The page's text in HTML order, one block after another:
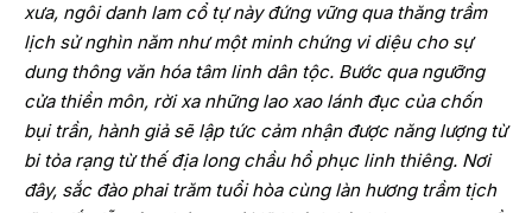
xưa, ngôi danh lam cổ tự này đứng vững qua thăng trầm
lịch sử nghìn năm như một minh chứng vi diệu cho sự
dung thông văn hóa tâm linh dân tộc. Bước qua ngưỡng
cửa thiền môn, rời xa những lao xao lánh đục của chốn
bụi trần, hành giả sẽ lập tức cảm nhận được năng lượng từ
bi tỏa rạng từ thế địa long chầu hổ phục linh thiêng. Nơi
đây, sắc đào phai trăm tuổi hòa cùng làn hương trầm tịch